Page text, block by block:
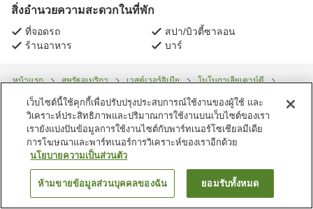
สิ่งอำนวยความสะดวกในที่พัก
ที่จอดรถ
สปา/บิวตี้ซาลอน
ร้านอาหาร
บาร์
หน้าแรก สหรัฐอเมริกา เวสต์เวอร์จิเนีย
โมโนกาเลียเคาน์ตี
มอร์แกนทาวน์ แมริออท ที่วอเตอร์ฟรอนท์เพลซ
ค้นหาห้องพัก
เว็บไซต์นี้ใช้คุกกี้เพื่อปรับปรุงประสบการณ์ใช้งานของผู้ใช้ และ
วิเคราะห์ประสิทธิภาพและปริมาณการใช้งานบนเว็บไซต์ของเรา
เรายังแบ่งปันข้อมูลการใช้งานไซต์กับพาร์ทเนอร์โซเชียลมีเดีย
การโฆษณาและพาร์ทเนอร์การวิเคราะห์ของเราอีกด้วย
นโยบายความเป็นส่วนตัว
ห้ามขายข้อมูลส่วนบุคคลของฉัน ยอมรับทั้งหมด